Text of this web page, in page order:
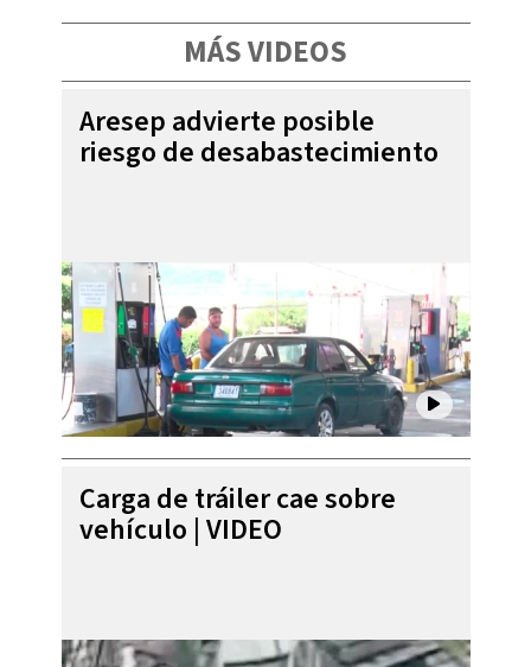
MÁS VIDEOS
Aresep advierte posible
riesgo de desabastecimiento
Carga de tráiler cae sobre
vehículo | VIDEO